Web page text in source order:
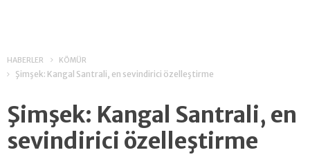
HABERLER KÖMÜR
Şimşek: Kangal Santrali, en sevindirici özelleştirme
Şimşek: Kangal Santrali, en
sevindirici özelleştirme